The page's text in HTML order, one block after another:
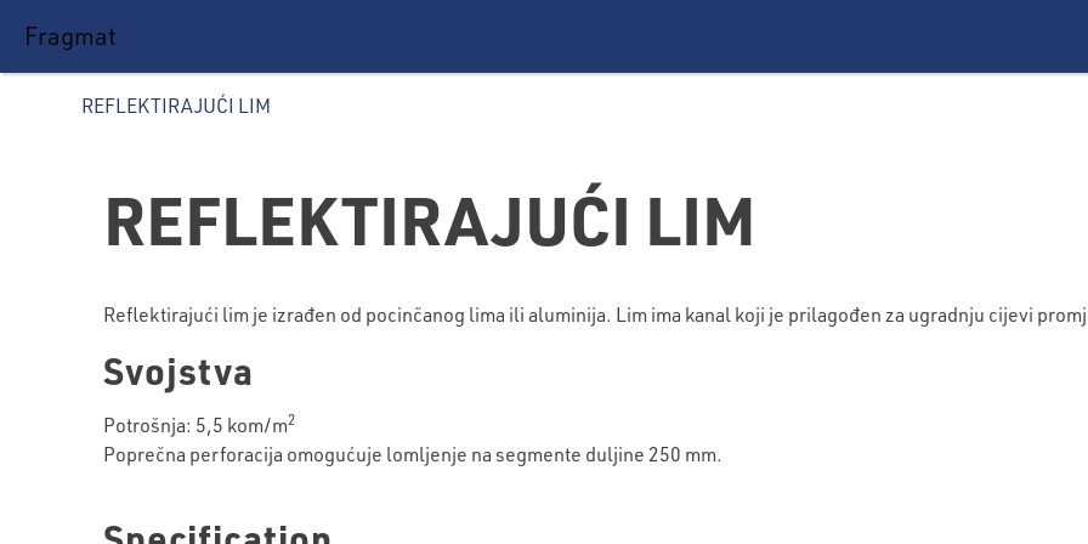
Fragmat
REFLEKTIRAJUĆI LIM
REFLEKTIRAJUĆI LIM
Reflektirajući lim je izrađen od pocinčanog lima ili aluminija. Lim ima kanal koji je prilagođen za ugradnju cijevi
Svojstva
Potrošnja: 5,5 kom/m2
Poprečna perforacija omogućuje lomljenje na segmente duljine 250 mm.